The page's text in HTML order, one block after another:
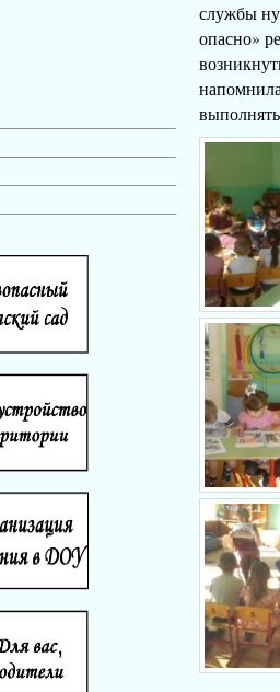
службы
опасно»